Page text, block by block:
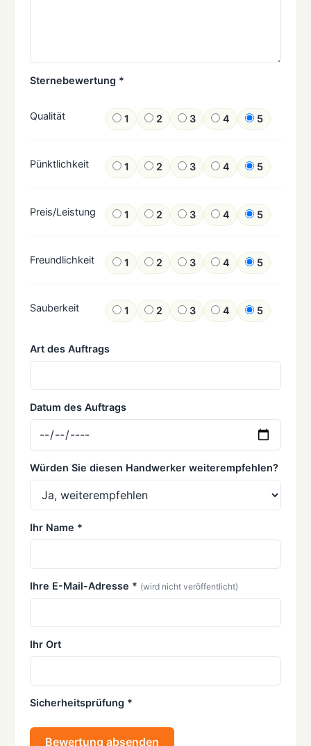
Sternebewertung *
Qualität 1 2 3 4 5
Pünktlichkeit 1 2 3 4 5
Preis/Leistung 1 2 3 4 5
Freundlichkeit 1 2 3 4 5
Sauberkeit 1 2 3 4 5
Art des Auftrags
Datum des Auftrags
Würden Sie diesen Handwerker weiterempfehlen?
Ihr Name *
Ihre E-Mail-Adresse * (wird nicht veröffentlicht)
Ihr Ort
Sicherheitsprüfung *
Bewertung absenden